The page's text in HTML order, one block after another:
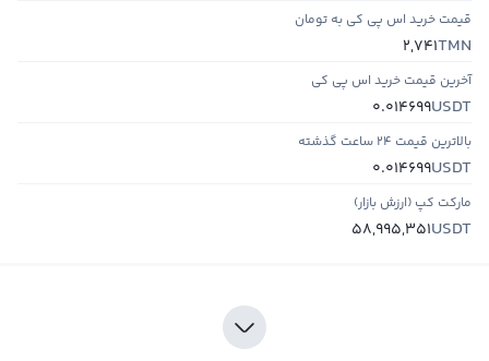
قیمت خرید اس پي کي به تومان
TMN
2,741
آخرین قیمت خرید اس پي کي
USDT
0.014699
بالاترین قیمت ۲۴ ساعت گذشته
USDT
0.014699
مارکت کپ (ارزش بازار)
USDT
58,995,351